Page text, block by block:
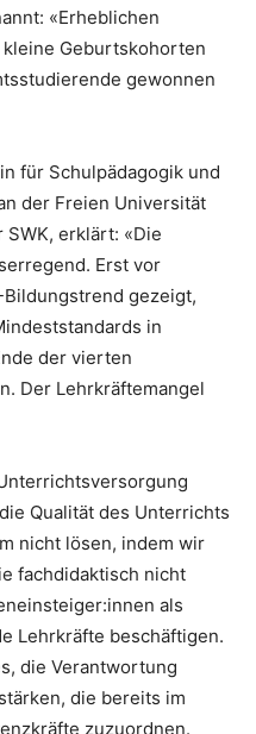
«Erheblichen
Geburtskohorten
gewonnen
für Schulpädagogik und
der Freien Universität
erklärt: «Die
Erst vor
gezeigt,
in
der vierten
Der Lehrkräftemangel
Qualität des Unterrichts
nicht lösen, indem wir
fachdidaktisch nicht
als
Lehrkräfte beschäftigen.
die Verantwortung
die bereits im
zuzuordnen.